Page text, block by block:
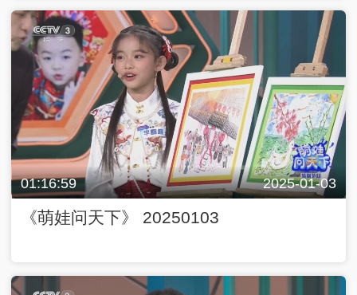
01:16:59 2025-01-03
《萌娃问天下》 20250103